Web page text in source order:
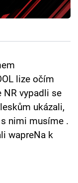
lize očím
NR vypadli se
ukázali,
nimi musíme .
wapreNa k